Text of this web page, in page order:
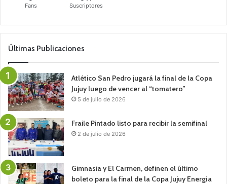
Fans Suscriptores
Últimas Publicaciones
Atlético San Pedro jugará la final de la Copa
Jujuy luego de vencer al “tomatero”
5 de julio de 2026
Fraile Pintado listo para recibir la semifinal
2 de julio de 2026
Gimnasia y El Carmen, definen el último
boleto para la final de la Copa Jujuy Energía